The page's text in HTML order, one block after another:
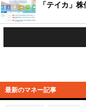
「テイカ」
最新のマネー記事